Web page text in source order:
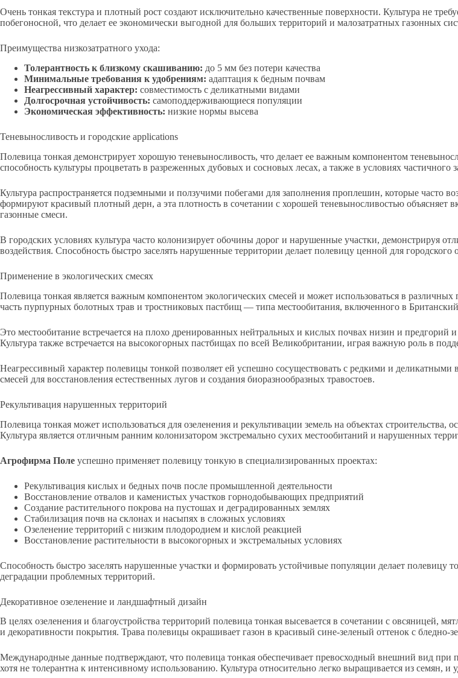
Очень тонкая текстура и плотный рост создают исключительно качественные поверхности. Культура не
побегоносной, что делает ее экономически выгодной для больших территорий и малозатратных газонных
Преимущества низкозатратного ухода:
Толерантность к близкому скашиванию: до 5 мм без потери качества
Минимальные требования к удобрениям: адаптация к бедным почвам
Неагрессивный характер: совместимость с деликатными видами
Долгосрочная устойчивость: самоподдерживающиеся популяции
Экономическая эффективность: низкие нормы высева
Теневыносливость и городские applications
Полевица тонкая демонстрирует хорошую теневыносливость, что делает ее важным компонентом
способность культуры процветать в разреженных дубовых и сосновых лесах, а также в условиях частичного
Культура распространяется подземными и ползучими побегами для заполнения проплешин, которые часто
формируют красивый плотный дерн, а эта плотность в сочетании с хорошей теневыносливостью объясняет
газонные смеси.
В городских условиях культура часто колонизирует обочины дорог и нарушенные участки, демонстрируя
воздействия. Способность быстро заселять нарушенные территории делает полевицу ценной для городского
Применение в экологических смесях
Полевица тонкая является важным компонентом экологических смесей и может использоваться в
часть пурпурных болотных трав и тростниковых пастбищ — типа местообитания, включенного в
Это местообитание встречается на плохо дренированных нейтральных и кислых почвах низин и
Культура также встречается на высокогорных пастбищах по всей Великобритании, играя важную роль в
Неагрессивный характер полевицы тонкой позволяет ей успешно сосуществовать с редкими и
смесей для восстановления естественных лугов и создания биоразнообразных травостоев.
Рекультивация нарушенных территорий
Полевица тонкая может использоваться для озеленения и рекультивации земель на объектах
Культура является отличным ранним колонизатором экстремально сухих местообитаний и нарушенных
Агрофирма Поле успешно применяет полевицу тонкую в специализированных проектах:
Рекультивация кислых и бедных почв после промышленной деятельности
Восстановление отвалов и каменистых участков горнодобывающих предприятий
Создание растительного покрова на пустошах и деградированных землях
Стабилизация почв на склонах и насыпях в сложных условиях
Озеленение территорий с низким плодородием и кислой реакцией
Восстановление растительности в высокогорных и экстремальных условиях
Способность быстро заселять нарушенные участки и формировать устойчивые популяции делает полевицу
деградации проблемных территорий.
Декоративное озеленение и ландшафтный дизайн
В целях озеленения и благоустройства территорий полевица тонкая высевается в сочетании с овсяницей,
и декоративности покрытия. Трава полевицы окрашивает газон в красивый сине-зеленый оттенок с бледно-
Международные данные подтверждают, что полевица тонкая обеспечивает превосходный внешний вид при
хотя не толерантна к интенсивному использованию. Культура относительно легко выращивается из семян, и